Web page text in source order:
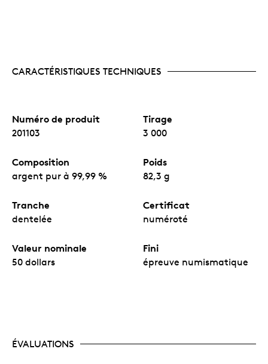
CARACTÉRISTIQUES TECHNIQUES
Numéro de produit
201103
Tirage
3 000
Composition
argent pur à 99,99 %
Poids
82,3 g
Tranche
dentelée
Certificat
numéroté
Valeur nominale
50 dollars
Fini
épreuve numismatique
ÉVALUATIONS